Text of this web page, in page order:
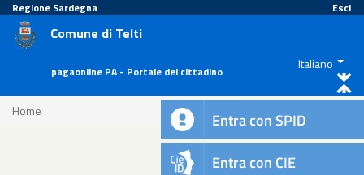
Regione Sardegna Esci
Comune di Telti
pagaonline PA - Portale del cittadino Italiano
Home
Entra con SPID
Entra con CIE